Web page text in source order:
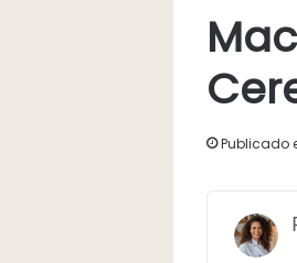
Publicado